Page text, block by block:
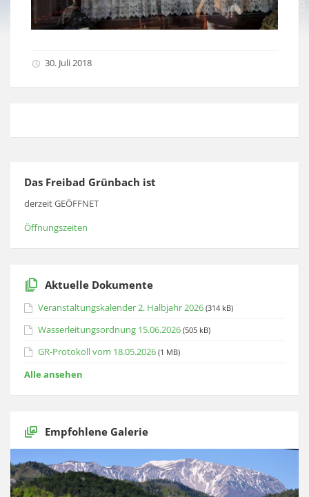
30. Juli 2018
Das Freibad Grünbach ist
derzeit GEÖFFNET
Öffnungszeiten
Aktuelle Dokumente
Veranstaltungskalender 2. Halbjahr 2026 (314 kB)
Wasserleitungsordnung 15.06.2026 (505 kB)
GR-Protokoll vom 18.05.2026 (1 MB)
Alle ansehen
Empfohlene Galerie